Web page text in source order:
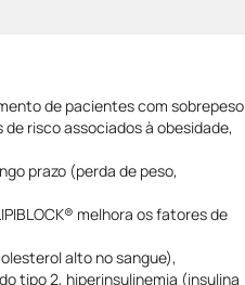
de pacientes com sobrepeso
risco associados à obesidade,
prazo (perda de peso,
melhora os fatores de
alto no sangue),
tipo 2, hiperinsulinemia (insulina